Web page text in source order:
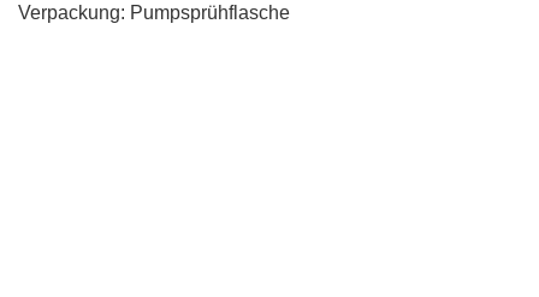
Verpackung: Pumpsprühflasche